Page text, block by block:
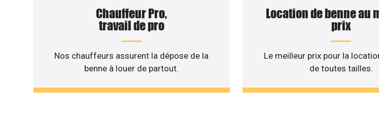
Chauffeur Pro,
travail de pro
Nos chauffeurs assurent la dépose de la
benne à louer de partout.
Location de benne au
prix
Le meilleur prix pour la
de toutes tailles.